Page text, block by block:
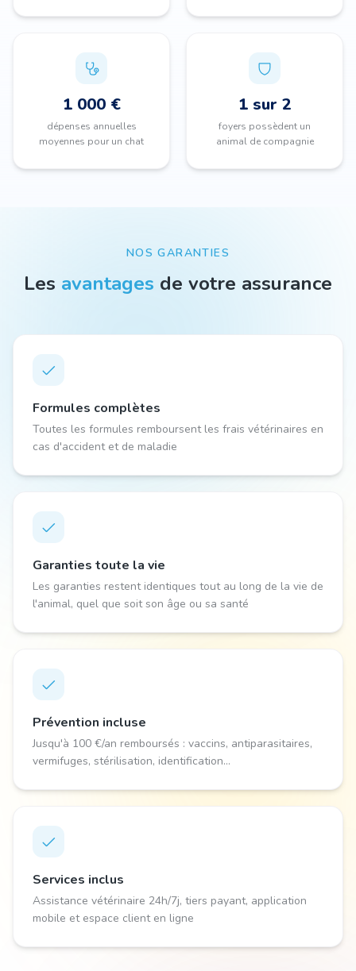
1 000 €
dépenses annuelles
moyennes pour un chat
1 sur 2
foyers possèdent un
animal de compagnie
NOS GARANTIES
Les avantages de votre assurance
Formules complètes
Toutes les formules remboursent les frais vétérinaires en
cas d'accident et de maladie
Garanties toute la vie
Les garanties restent identiques tout au long de la vie de
l'animal, quel que soit son âge ou sa santé
Prévention incluse
Jusqu'à 100 €/an remboursés : vaccins, antiparasitaires,
vermifuges, stérilisation, identification...
Services inclus
Assistance vétérinaire 24h/7j, tiers payant, application
mobile et espace client en ligne